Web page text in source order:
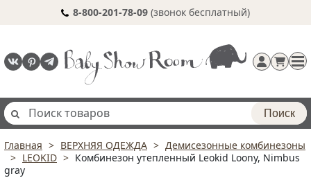
8-800-201-78-09 (звонок бесплатный)
Регистрация
Поиск
Главная ВЕРХНЯЯ ОДЕЖДА
Демисезонные комбинезоны
LEOKID
Комбинезон утепленный Leokid Loony, Nimbus
gray